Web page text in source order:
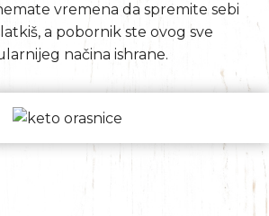
vremena da spremite sebi
a pobornik ste ovog sve
načina ishrane.